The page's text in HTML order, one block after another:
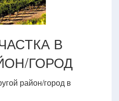
В
ГОРОД
район/город в